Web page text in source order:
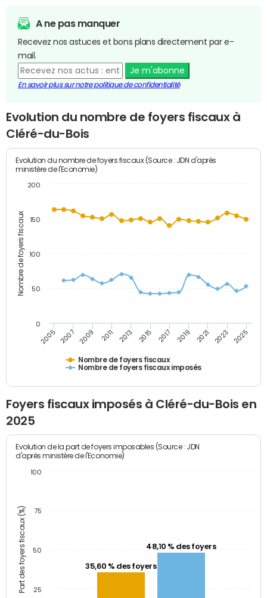
A ne pas manquer
Recevez nos astuces et bons plans directement par e-
mail.
Je m'abonne
En savoir plus sur notre politique de confidentialité
Evolution du nombre de foyers fiscaux à
Cléré-du-Bois
Nombre de foyers fiscaux
Evolution du nombre de foyers fiscaux (Source : JDN d'après
ministère de l'Economie)
Nombre de foyers fiscaux
Nombre de foyers fiscaux imposés
2005 2007 2009 2011 2013 2015 2017 2019 2021 2023 2025
0
50
100
150
200
Foyers fiscaux imposés à Cléré-du-Bois en
2025
Part des foyers fiscaux (%)
Evolution de la part de foyers imposables (Source : JDN
d'après ministère de l'Economie)
35,60 % des foyers
48,10 % des foyers
25
50
75
100